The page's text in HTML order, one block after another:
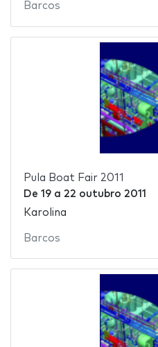
Barcos
Pula Boat Fair 2011
De 19a 22 outubro 2011
Karolina
Barcos